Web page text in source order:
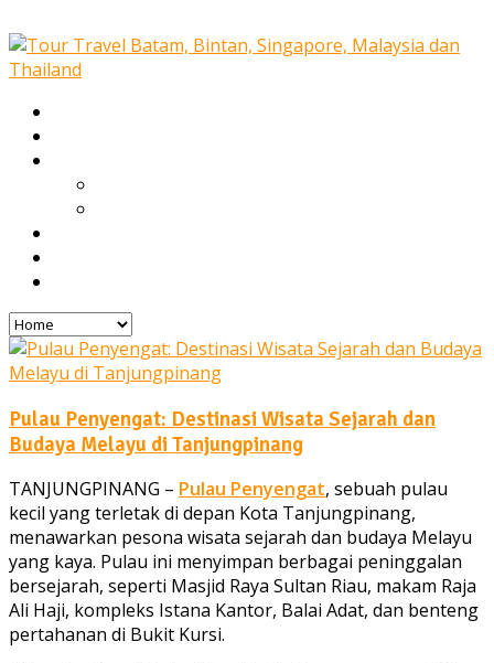
Pulau Penyengat: Destinasi Wisata Sejarah dan
Budaya Melayu di Tanjungpinang
TANJUNGPINANG – Pulau Penyengat, sebuah pulau
kecil yang terletak di depan Kota Tanjungpinang,
menawarkan pesona wisata sejarah dan budaya Melayu
yang kaya. Pulau ini menyimpan berbagai peninggalan
bersejarah, seperti Masjid Raya Sultan Riau, makam Raja
Ali Haji, kompleks Istana Kantor, Balai Adat, dan benteng
pertahanan di Bukit Kursi.